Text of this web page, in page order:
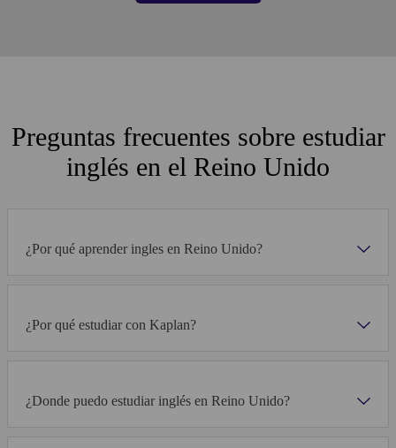
Preguntas frecuentes sobre estudiar
inglés en el Reino Unido
¿Por qué aprender ingles en Reino Unido?
¿Por qué estudiar con Kaplan?
¿Donde puedo estudiar inglés en Reino Unido?